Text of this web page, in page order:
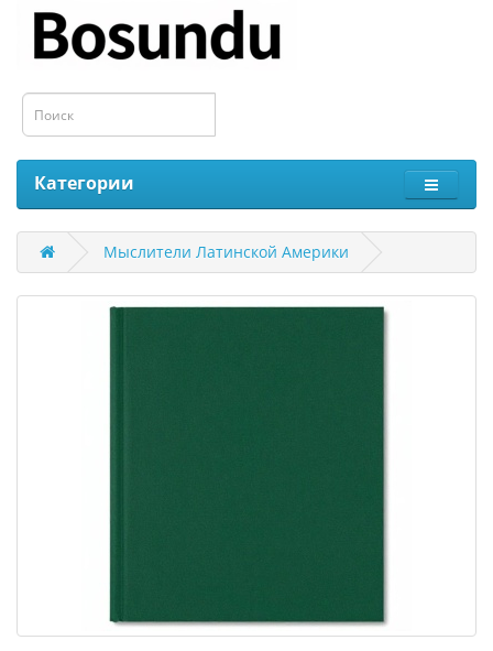
Категории
Мыслители Латинской Америки